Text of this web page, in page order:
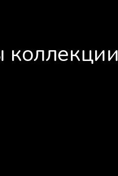
коллекции